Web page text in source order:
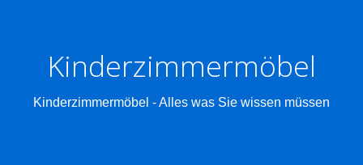
Kinderzimmermöbel
Kinderzimmermöbel - Alles was Sie wissen müssen